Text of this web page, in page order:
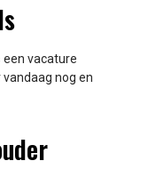
een vacature
nog en